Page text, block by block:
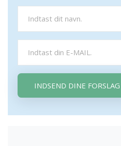
INDSEND DINE FORSLAG